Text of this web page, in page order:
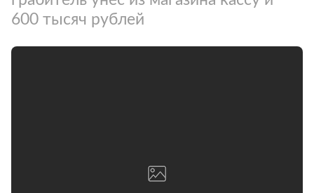
600 тысяч рублей